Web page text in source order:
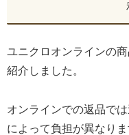
ユニクロオンラインの
紹介しました。
オンラインでの返品で
によって負担が異なりま